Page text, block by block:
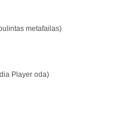
metafailas)
Player oda)